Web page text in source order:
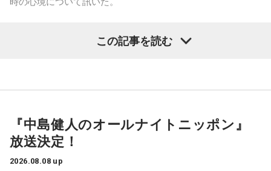
ジルは対戦相手が決まったときに「オランダじゃなくて良か
ているんだ。メンバーは違うかもしれないけれど、日本は力
があるんだぞ」と言って、油断しないように警戒させる。そ
して、「お前ら、（日本選手が）こんなことを言ってるぞ」
と塩貝選手のコメントを（起爆剤として）使うことが可能な
――1軍デビューを果たしたプロ3年目の昨シーズンは素晴ら
しい成績だったかと思いますが、「求めすぎずに自分のやる
――過去2年の苦労は昨シーズンに活きていたということです
ね。
山田「活きていると思います。ウエイトトレーニングなどで
この記事を読む
『中島健人のオールナイトニッポン』
放送決定！
2026.08.08 up